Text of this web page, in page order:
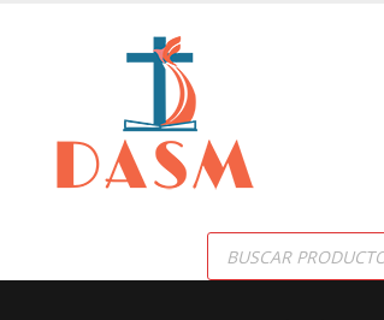
Products
search